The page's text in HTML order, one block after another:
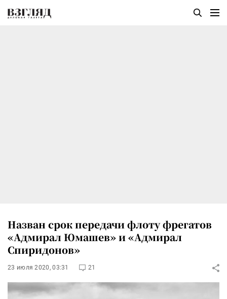
Назван срок передачи флоту фрегатов
«Адмирал Юмашев» и «Адмирал
Спиридонов»
23 июля 2020, 03:31 21